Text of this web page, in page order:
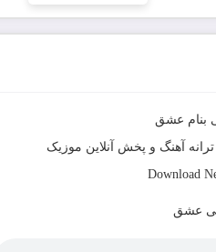
بنام عشق
آهنگ و پخش آنلاین موزیک
Download